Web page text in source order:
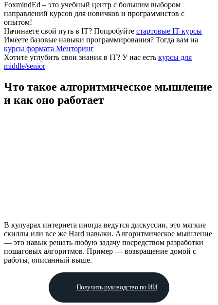
FoxmindEd – это учебный центр с большим выбором
направлений курсов для новичков и программистов с
опытом!
Начинаете свой путь в IТ? Попробуйте стартовые IT-курсы
Имеете базовые навыки программирования? Тогда вам на
курсы формата Менторинг
Хотите углубить свои знания в IТ? У нас есть курсы для
middle/senior
Что такое алгоритмическое мышление
и как оно работает
В кулуарах интернета иногда ведутся дискуссии, это мягкие
скиллы или все же Hard навыки. Алгоритмическое мышление
— это навык решать любую задачу посредством разработки
пошаговых алгоритмов. Пример — возвращение домой с
работы, описанный выше.
Получить руководство по ИИ